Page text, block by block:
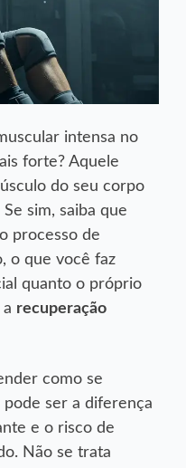
intensa no
forte? Aquele
do seu corpo
sim, saiba que
processo de
o que você faz
quanto o próprio
recuperação
como se
ser a diferença
e o risco de
Não se trata